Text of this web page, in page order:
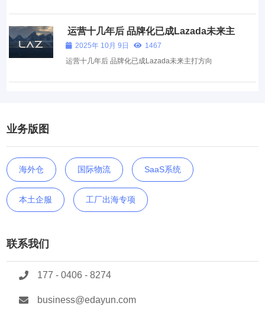
运营十几年后 品牌化已成Lazada未来主
打方向
2025年 10月 9日
1467
运营十几年后 品牌化已成Lazada未来主打方向
业务版图
海外仓 国际物流 SaaS系统
本土企服 工厂出海专项
联系我们
177 - 0406 - 8274
business@edayun.com